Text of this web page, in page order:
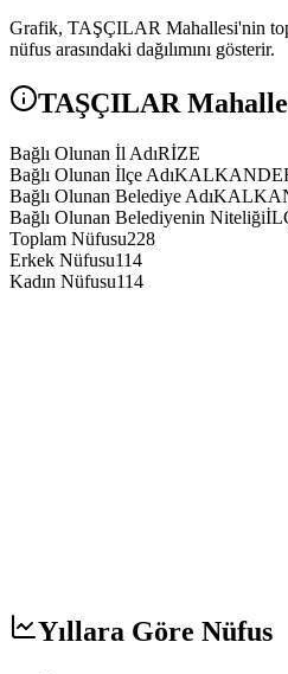
Grafik, TAŞÇILAR Mahallesi'nin
nüfus arasındaki dağılımını gösterir.
TAŞÇILAR
Bağlı Olunan İl AdıRİZE
Bağlı Olunan İlçe Adı
Bağlı Olunan Belediye Adı
Bağlı Olunan Belediyenin Niteliği
Toplam Nüfusu228
Erkek Nüfusu114
Kadın Nüfusu114
Yıllara Göre Nüfus